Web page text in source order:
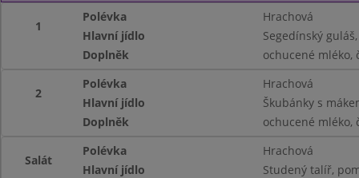
1
Polévka
Hrachová
Hlavní jídlo
Segedínský
Doplněk
ochucené mléko,
2
Polévka
Hrachová
Hlavní jídlo
Škubánky s
Doplněk
ochucené mléko,
Salát
Polévka
Hrachová
Hlavní jídlo
Studený talíř,